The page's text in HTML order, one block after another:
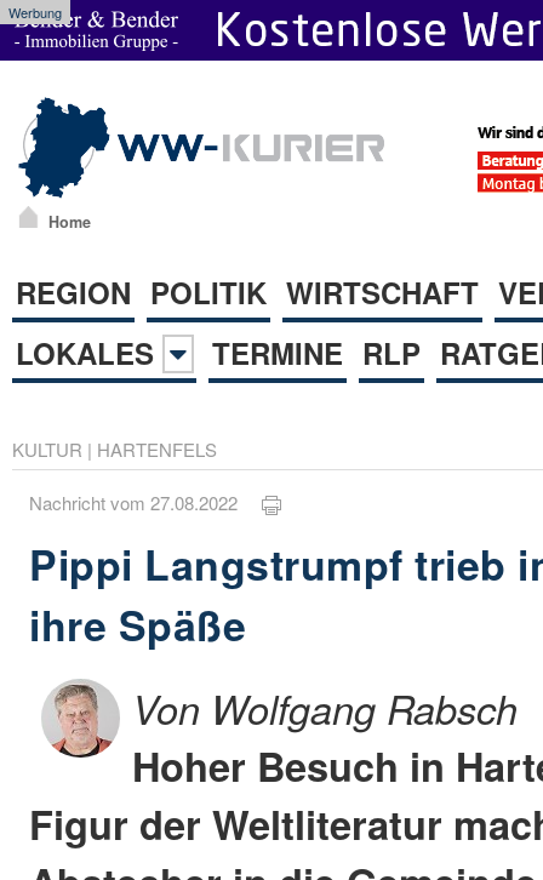
Werbung
Home
REGION POLITIK WIRTSCHAFT
LOKALES
TERMINE RLP
KULTUR | HARTENFELS
Nachricht vom 27.08.2022
Pippi Langstrumpf trieb
ihre Späße
Von Wolfgang Rabsch
Hoher Besuch in
Figur der Weltliteratur